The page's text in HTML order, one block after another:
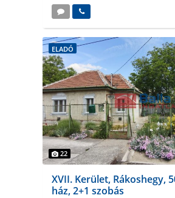
ELADÓ
22
XVII. Kerület, Rákoshegy,
ház, 2+1 szobás